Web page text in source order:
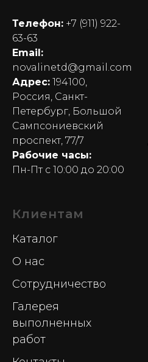
Телефон: +7 (911) 922-
63-63
Email:
novalinetd@gmail.com
Адрес: 194100,
Россия, Санкт-
Петербург, Большой
Сампсониевский
проспект, 77/7
Рабочие часы:
Пн-Пт с 10:00 до 20:00
Клиентам
Каталог
О нас
Сотрудничество
Галерея
выполненных
работ